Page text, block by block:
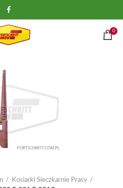
0
powiększyć
Kosiarki Sieczkarnie Prasy